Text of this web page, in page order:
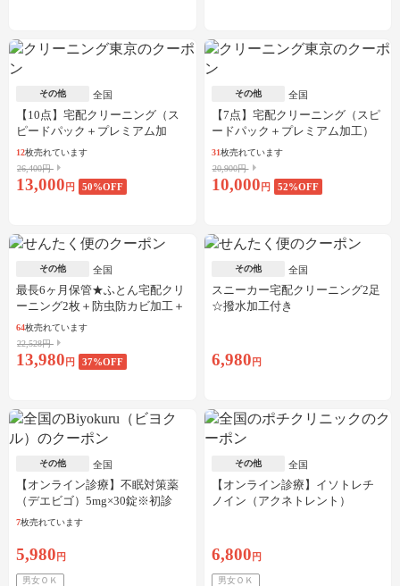
その他 全国
【10点】宅配クリーニング（ス
ピードパック＋プレミアム加
工）
12枚売れています
26,400円
13,000 円 50%OFF
その他 全国
【7点】宅配クリーニング（スピ
ードパック＋プレミアム加工）
31枚売れています
20,900円
10,000 円 52%OFF
その他 全国
最長6ヶ月保管★ふとん宅配クリ
ーニング2枚＋防虫防カビ加工＋
しみ抜き
64枚売れています
22,528円
13,980 円 37%OFF
その他 全国
スニーカー宅配クリーニング2足
☆撥水加工付き
6,980 円
その他 全国
【オンライン診療】不眠対策薬
（デエビゴ）5mg×30錠※初診
料・送料込
7枚売れています
5,980 円
男女ＯＫ
その他 全国
【オンライン診療】イソトレチ
ノイン（アクネトレント）
6,800 円
男女ＯＫ